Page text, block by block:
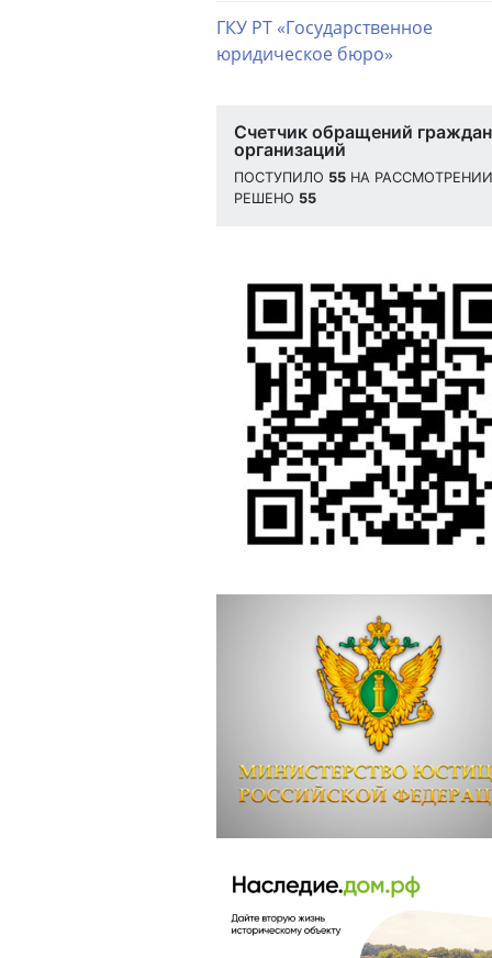
ГКУ РТ «Государственное
юридическое бюро»
Счетчик обращений
организаций
ПОСТУПИЛО 55 НА
РЕШЕНО 55